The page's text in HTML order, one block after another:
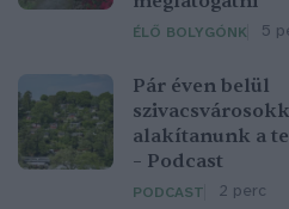
ÉLŐ BOLYGÓNK 5
Pár éven belül
alakítanunk a
– Podcast
PODCAST 2 perc